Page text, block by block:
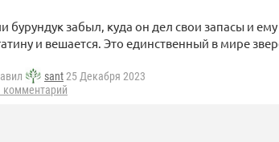
бурундук забыл, куда он дел свои запасы и
и вешается. Это единственный в мире
sant25 Декабря 2023
комментарий